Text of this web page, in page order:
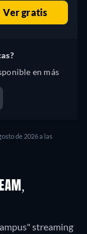
Ver gratis
en más
de 2026a las
streaming